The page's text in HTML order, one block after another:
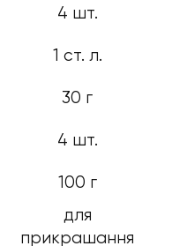
4 шт.
1 ст. л.
30 г
4 шт.
100 г
для
прикрашання